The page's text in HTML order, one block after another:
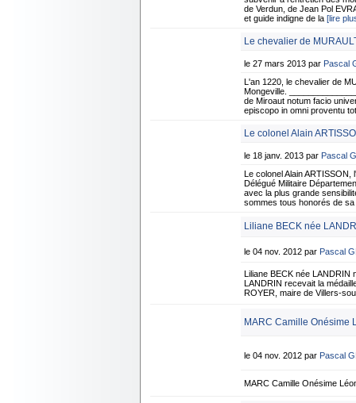
de Verdun, de Jean Pol
et guide indigne de la [lire
Le chevalier de
le 27 mars 2013 par Pascal
L'an 1220, le chevalier de
Mongeville.
de Miroaut notum facio
episcopo in omni proventu
Le colonel Alain
le 18 janv. 2013 par Pascal
Le colonel Alain ARTISSON,
Délégué Militaire
avec la plus grande
sommes tous honorés de
Liliane BECK née
le 04 nov. 2012 par Pascal
Liliane BECK née LANDRIN
LANDRIN recevait la
ROYER, maire de Villers-
MARC Camille Onésime
le 04 nov. 2012 par Pascal
MARC Camille Onésime